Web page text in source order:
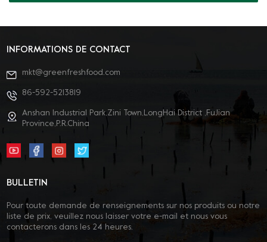
INFORMATIONS DE CONTACT
mkt@greenfreshfood.com
86-592-5213819
Anshan Industrial Park,Zini Town,LongHai District ,FuJian
Province,P.R.China
BULLETIN
Pour toute demande de renseignements sur nos produits ou notre
liste de prix, veuillez nous laisser votre e-mail et nous vous
contacterons dans les 24 heures.